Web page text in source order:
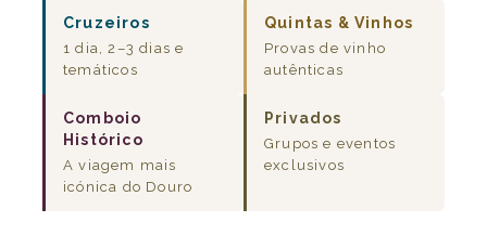
Cruzeiros
1 dia, 2–3 dias e
temáticos
Quintas & Vinhos
Provas de vinho
autênticas
Comboio
Histórico
A viagem mais
icónica do Douro
Privados
Grupos e eventos
exclusivos